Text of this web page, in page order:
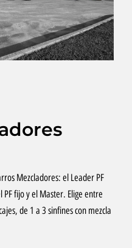
Mezcladores: el Leader PF
fijo y el Master. Elige entre
de 1 a 3 sinfines con mezcla